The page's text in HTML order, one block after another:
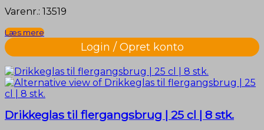
Varenr.: 13519
Læs mere
Login / Opret konto
Drikkeglas til flergangsbrug | 25 cl | 8 stk.